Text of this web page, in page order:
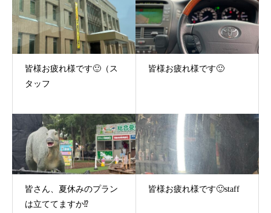
皆様お疲れ様です🙂（ス
タッフ
皆様お疲れ様です🙂
皆さん、夏休みのプラン
は立ててますか⁉️
皆様お疲れ様です🙂staff